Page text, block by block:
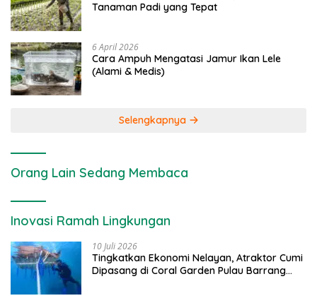
Tanaman Padi yang Tepat
6 April 2026
Cara Ampuh Mengatasi Jamur Ikan Lele
(Alami & Medis)
Selengkapnya
Orang Lain Sedang Membaca
Inovasi Ramah Lingkungan
10 Juli 2026
Tingkatkan Ekonomi Nelayan, Atraktor Cumi
Dipasang di Coral Garden Pulau Barrang